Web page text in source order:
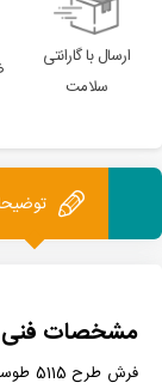
ارسال با گارانتی
سلامت
مشخصات
فرش طرح 5115 طوسی از سری محصولات 410 شانه